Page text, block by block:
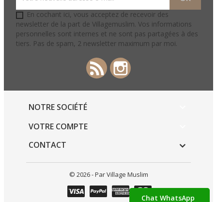
En cochant ici, vous acceptez de recevoir des
newsletter de la part de Villagemuslim. Vos informations
personnelles sont internes et ne sont pas partagées à des
tiers. Pas de spam, 2 newsletter maximum par moi.
Rss
NOTRE SOCIÉTÉ
VOTRE COMPTE
CONTACT
Chat WhatsApp
© 2026 - Par Village Muslim